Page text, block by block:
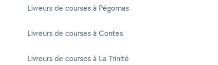
Livreurs de courses à Pégomas
Livreurs de courses à Contes
Livreurs de courses à La Trinité